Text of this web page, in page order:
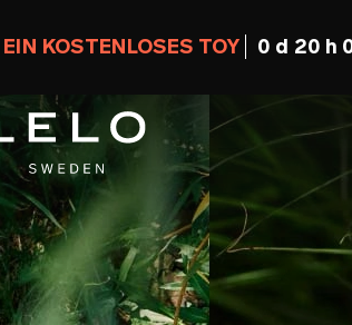
KOSTENLOSES TOY 0 d 20 h